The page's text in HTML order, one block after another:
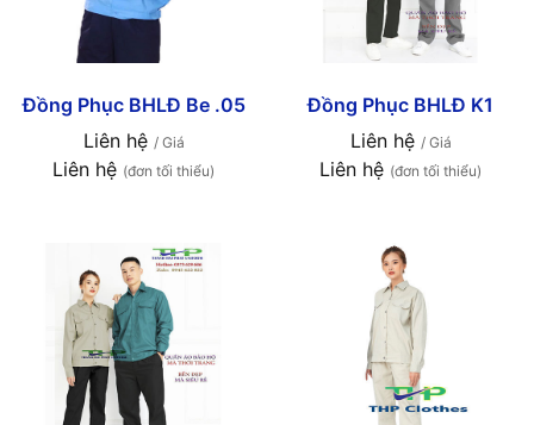
Đồng Phục BHLĐ Be .05
Liên hệ / Giá
Liên hệ (đơn tối thiểu)
Đồng Phục BHLĐ K1
Liên hệ / Giá
Liên hệ (đơn tối thiểu)